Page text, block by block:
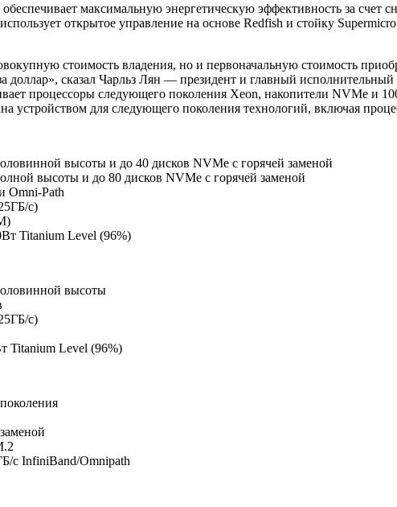
максимальную энергетическую эффективность за счет
открытое управление на основе Redfish и стойку
стоимость владения, но и первоначальную стоимость
доллар», сказал Чарльз Лян — президент и главный
процессоры следующего поколения Xeon, накопители NVMe и
устройством для следующего поколения технологий, включая
высоты и до 40 дисков NVMe с горячей заменой
высоты и до 80 дисков NVMe с горячей заменой
Omni-Path
с)
Titanium Level (96%)
высоты
с)
Titanium Level (96%)
с InfiniBand/Omnipath